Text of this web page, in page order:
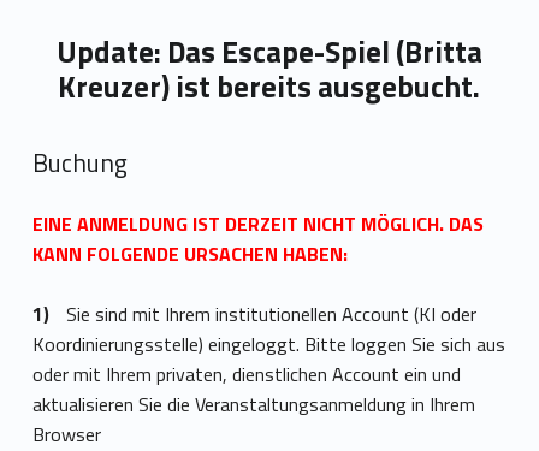
Update: Das Escape-Spiel (Britta
Kreuzer) ist bereits ausgebucht.
Buchung
EINE ANMELDUNG IST DERZEIT NICHT MÖGLICH. DAS
KANN FOLGENDE URSACHEN HABEN:
Sie sind mit Ihrem institutionellen Account (KI oder
Koordinierungsstelle) eingeloggt. Bitte loggen Sie sich aus
oder mit Ihrem privaten, dienstlichen Account ein und
aktualisieren Sie die Veranstaltungsanmeldung in Ihrem
Browser